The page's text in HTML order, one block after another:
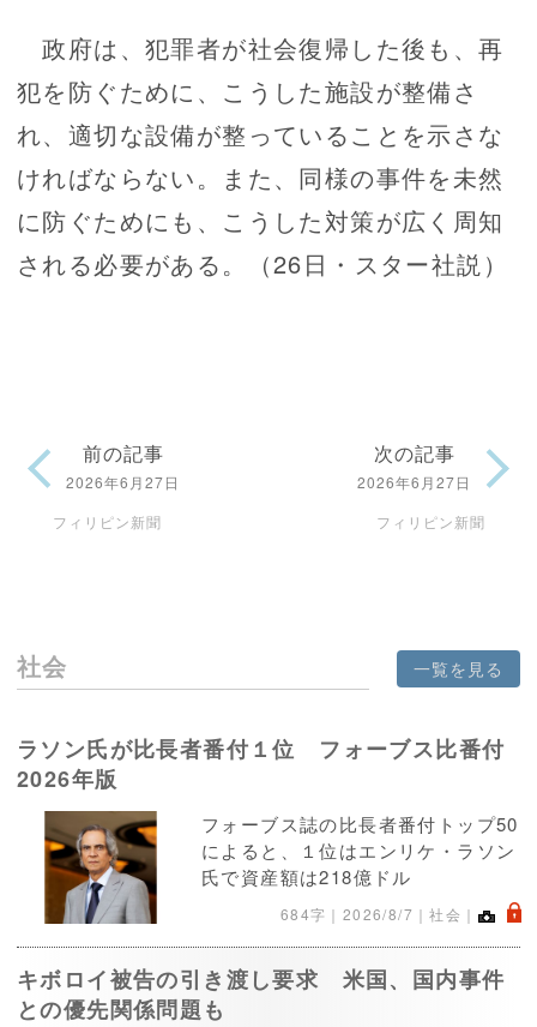
政府は、犯罪者が社会復帰した後も、再
犯を防ぐために、こうした施設が整備さ
れ、適切な設備が整っていることを示さな
ければならない。また、同様の事件を未然
に防ぐためにも、こうした対策が広く周知
される必要がある。（26日・スター社説）
前の記事
2026年6月27日
フィリピン新聞
次の記事
2026年6月27日
フィリピン新聞
社会 一覧を見る
ラソン氏が比長者番付１位 フォーブス比番付
2026年版
フォーブス誌の比長者番付トップ50
によると、１位はエンリケ・ラソン
氏で資産額は218億ドル
684字｜ 2026/8/7 ｜社会｜ .
キボロイ被告の引き渡し要求 米国、国内事件
との優先関係問題も